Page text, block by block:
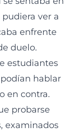
ver a
enfrente
duelo.
estudiantes
hablar
en contra.
probarse
examinados